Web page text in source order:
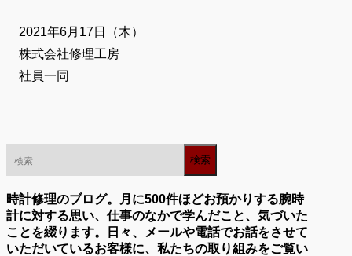
2021年6月17日（木）
株式会社修理工房
社員一同
時計修理のブログ。月に500件ほどお預かりする腕時
計に対する思い、仕事のなかで学んだこと、気づいた
ことを綴ります。日々、メールや電話でお話をさせて
いただいているお客様に、私たちの取り組みをご覧い